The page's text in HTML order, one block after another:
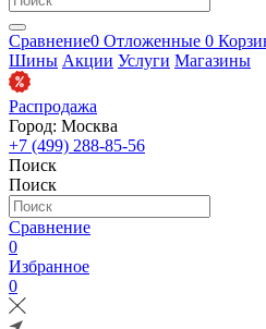
Сравнение0 Отложенные 0
Шины Акции Услуги Магазины
Распродажа
Город: Москва
+7 (499) 288-85-56
Поиск
Поиск
Сравнение
0
Избранное
0